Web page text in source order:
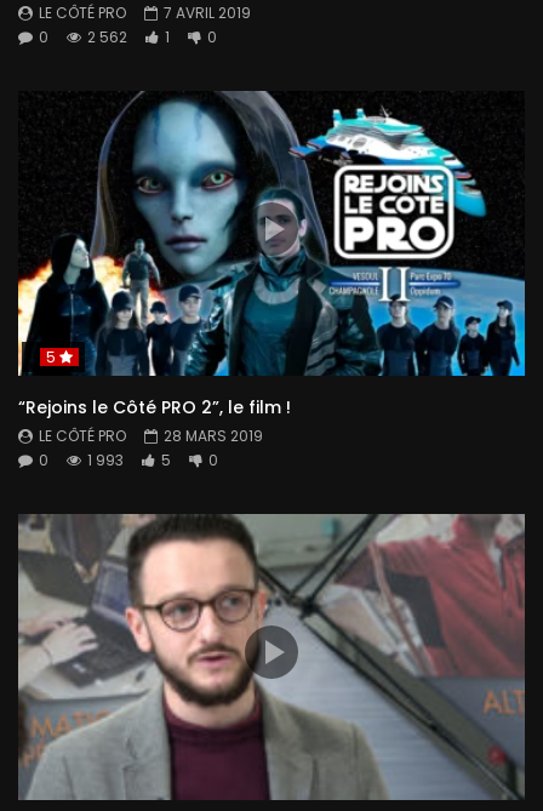
LE CÔTÉ PRO
7 AVRIL 2019
0
2 562 1 0
5
“Rejoins le Côté PRO 2”, le film !
LE CÔTÉ PRO
28 MARS 2019
0
1 993 5 0